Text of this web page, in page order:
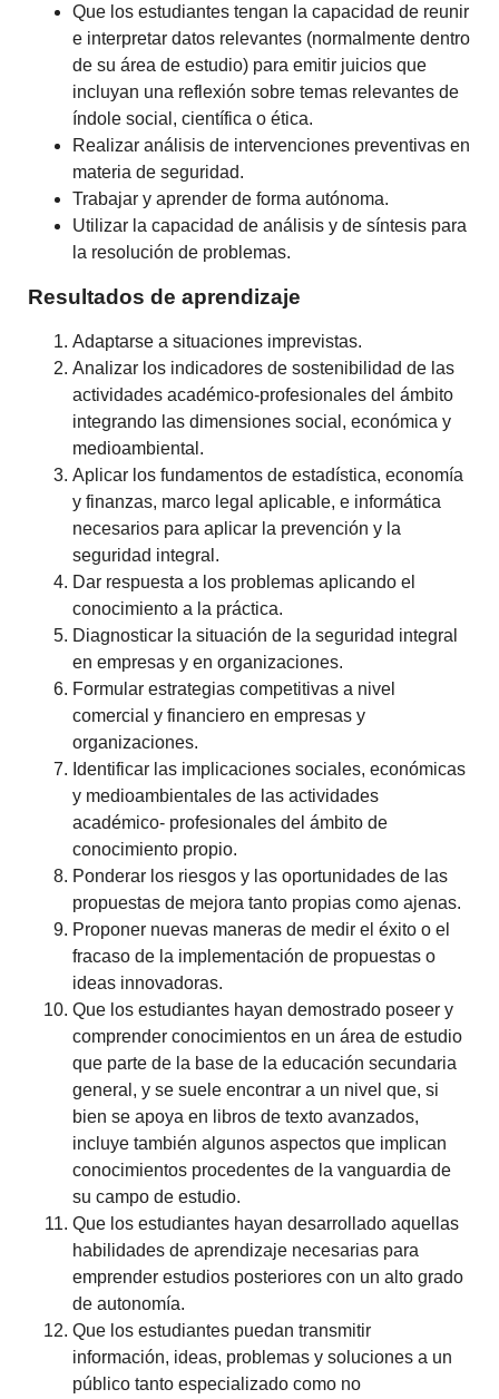
Que los estudiantes tengan la capacidad de reunir
e interpretar datos relevantes (normalmente dentro
de su área de estudio) para emitir juicios que
incluyan una reflexión sobre temas relevantes de
índole social, científica o ética.
Realizar análisis de intervenciones preventivas en
materia de seguridad.
Trabajar y aprender de forma autónoma.
Utilizar la capacidad de análisis y de síntesis para
la resolución de problemas.
Resultados de aprendizaje
Adaptarse a situaciones imprevistas.
Analizar los indicadores de sostenibilidad de las
actividades académico-profesionales del ámbito
integrando las dimensiones social, económica y
medioambiental.
Aplicar los fundamentos de estadística, economía
y finanzas, marco legal aplicable, e informática
necesarios para aplicar la prevención y la
seguridad integral.
Dar respuesta a los problemas aplicando el
conocimiento a la práctica.
Diagnosticar la situación de la seguridad integral
en empresas y en organizaciones.
Formular estrategias competitivas a nivel
comercial y financiero en empresas y
organizaciones.
Identificar las implicaciones sociales, económicas
y medioambientales de las actividades
académico- profesionales del ámbito de
conocimiento propio.
Ponderar los riesgos y las oportunidades de las
propuestas de mejora tanto propias como ajenas.
Proponer nuevas maneras de medir el éxito o el
fracaso de la implementación de propuestas o
ideas innovadoras.
Que los estudiantes hayan demostrado poseer y
comprender conocimientos en un área de estudio
que parte de la base de la educación secundaria
general, y se suele encontrar a un nivel que, si
bien se apoya en libros de texto avanzados,
incluye también algunos aspectos que implican
conocimientos procedentes de la vanguardia de
su campo de estudio.
Que los estudiantes hayan desarrollado aquellas
habilidades de aprendizaje necesarias para
emprender estudios posteriores con un alto grado
de autonomía.
Que los estudiantes puedan transmitir
información, ideas, problemas y soluciones a un
público tanto especializado como no